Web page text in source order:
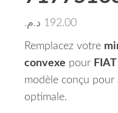
192.00 د.م.
Remplacez votre
convexe pour
modèle conçu
optimale.